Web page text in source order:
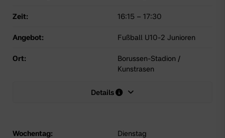
Zeit: 16:15 – 17:30
Angebot: Fußball U10-2 Junioren
Ort:
Borussen-Stadion /
Kunstrasen
Details
Wochentag: Dienstag